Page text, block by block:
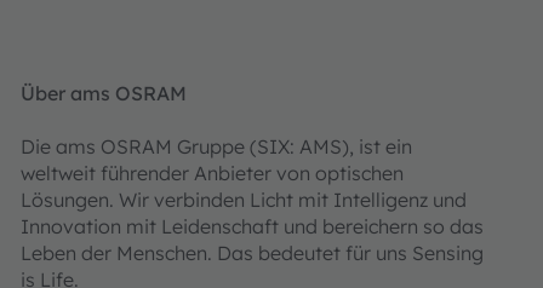
Über ams OSRAM
Die ams OSRAM Gruppe (SIX: AMS), ist ein
weltweit führender Anbieter von optischen
Lösungen. Wir verbinden Licht mit Intelligenz und
Innovation mit Leidenschaft und bereichern so das
Leben der Menschen. Das bedeutet für uns Sensing
is Life.